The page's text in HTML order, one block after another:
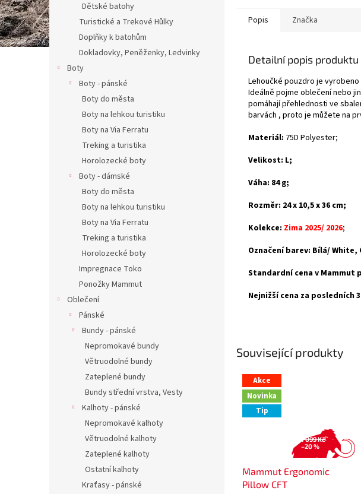
Dětské batohy
Turistické a Trekové Hůlky
Doplňky k batohům
Dokladovky, Peněženky, Ledvinky
Boty
Boty - pánské
Boty do města
Boty na lehkou turistiku
Boty na Via Ferratu
Treking a turistika
Horolozecké boty
Boty - dámské
Boty do města
Boty na lehkou turistiku
Boty na Via Ferratu
Treking a turistika
Horolozecké boty
Impregnace Toko
Ponožky Mammut
Oblečení
Pánské
Bundy - pánské
Nepromokavé bundy
Větruodolné bundy
Zateplené bundy
Bundy střední vrstva, Vesty
Kalhoty - pánské
Nepromokavé kalhoty
Větruodolné kalhoty
Zateplené kalhoty
Ostatní kalhoty
Kraťasy - pánské
Související produkty
Akce
Novinka
Tip
1 099 Kč
–20 %
Mammut Ergonomic
Pillow CFT
Popis Značka
Detailní popis produktu
Lehoučké pouzdro je
Ideálně pojme oblečení nebo
pomáhají přehlednosti ve
barvách , proto je můžete na
Materiál: 75D Polyester;
Velikost: L;
Váha: 84 g;
Rozměr: 24 x 10,5 x 36 cm;
Kolekce: Zima 2025/ 2026;
Označení barev: Bílá/ White,
Standardní cena v Mammut
Nejnižší cena za posledních